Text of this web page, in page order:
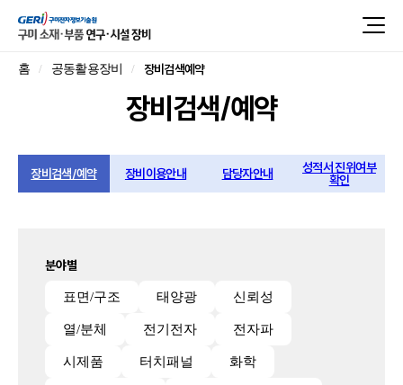
홈 공동활용장비 장비검색예약
장비검색/예약
장비검색/예약 장비이용안내 담당자안내 성적서 진위여부
확인
분야별
표면/구조 태양광 신뢰성
열/분체 전기전자 전자파
시제품 터치패널 화학